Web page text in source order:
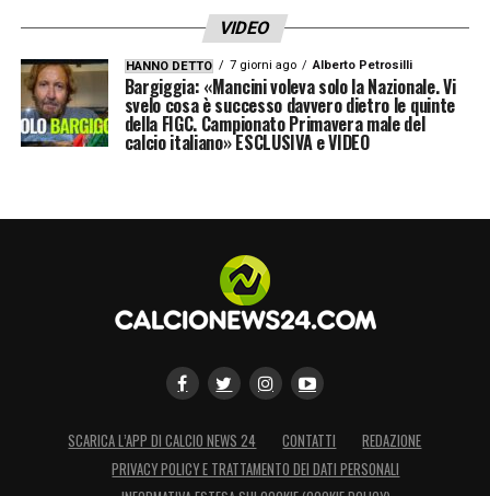
VIDEO
HANNO DETTO 7 giorni ago Alberto Petrosilli
Bargiggia: «Mancini voleva solo la Nazionale. Vi
svelo cosa è successo davvero dietro le quinte
della FIGC. Campionato Primavera male del
calcio italiano» ESCLUSIVA e VIDEO
SCARICA L’APP DI CALCIO NEWS 24 CONTATTI
REDAZIONE
PRIVACY POLICY E TRATTAMENTO DEI DATI PERSONALI